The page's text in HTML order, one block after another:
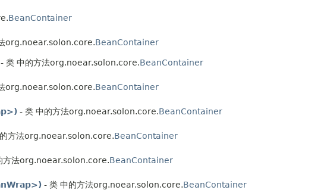
BeanContainer
org.noear.solon.core.BeanContainer
- 类 中的方法org.noear.solon.core.BeanContainer
org.noear.solon.core.BeanContainer
- 类 中的方法org.noear.solon.core.BeanContainer
方法org.noear.solon.core.BeanContainer
方法org.noear.solon.core.BeanContainer
- 类 中的方法org.noear.solon.core.BeanContainer